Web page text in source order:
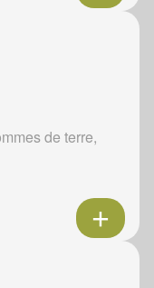
de terre,